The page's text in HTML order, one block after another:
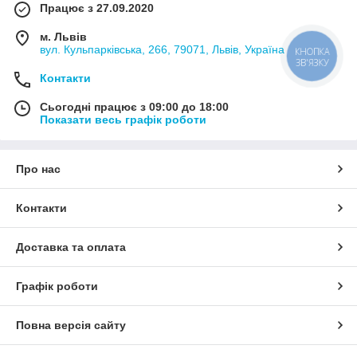
Працює з 27.09.2020
м. Львів
вул. Кульпарківська, 266, 79071, Львів, Україна
Контакти
Сьогодні працює з 09:00 до 18:00
Показати весь графік роботи
Про нас
Контакти
Доставка та оплата
Графік роботи
Повна версія сайту
КНОПКА
ЗВ'ЯЗКУ